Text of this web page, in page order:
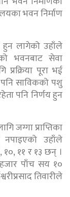
भवन निर्माण
हुन लागेको उहाँले
भवनबाट सेवा
पूरा भई
साविकको पशु
पनि निर्णय हुन
जग्गा प्राप्तिका
नपाइएको उहाँले
१०, ११ र १३ छन् ।
पाँच सय १०
तिवारीले